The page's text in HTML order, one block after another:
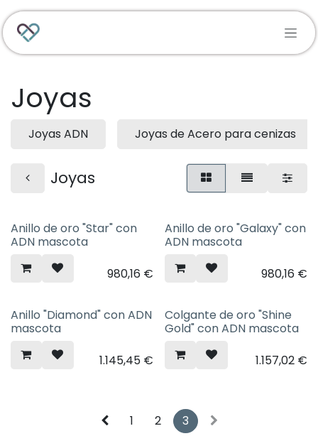
Ir al contenido
Joyas
Joyas ADN Joyas de Acero para cenizas
Joyas
Anillo de oro "Star" con
ADN mascota
980,16 €
Anillo de oro "Galaxy" con
ADN mascota
980,16 €
Anillo "Diamond" con ADN
mascota
1.145,45€
Colgante de oro "Shine
Gold" con ADN mascota
1.157,02€
1 2 3